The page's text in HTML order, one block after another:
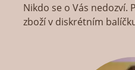
Nikdo se o Vás nedozví.
zboží v diskrétním